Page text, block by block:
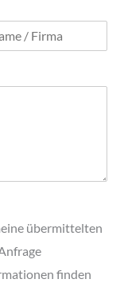
übermittelten
finden